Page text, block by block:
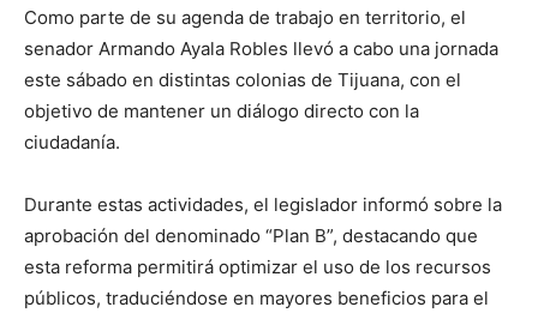
Como parte de su agenda de trabajo en territorio, el
senador Armando Ayala Robles llevó a cabo una jornada
este sábado en distintas colonias de Tijuana, con el
objetivo de mantener un diálogo directo con la
ciudadanía.
Durante estas actividades, el legislador informó sobre la
aprobación del denominado “Plan B”, destacando que
esta reforma permitirá optimizar el uso de los recursos
públicos, traduciéndose en mayores beneficios para el